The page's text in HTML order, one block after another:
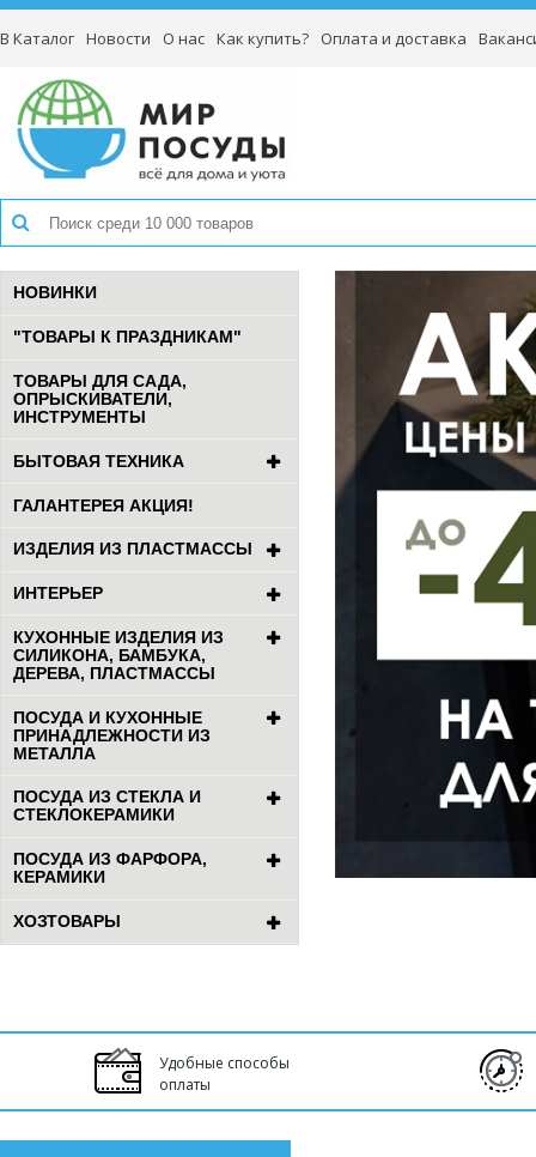
В Каталог Новости О нас Как купить? Оплата и доставка
НОВИНКИ
"ТОВАРЫ К ПРАЗДНИКАМ"
ТОВАРЫ ДЛЯ САДА,
ОПРЫСКИВАТЕЛИ,
ИНСТРУМЕНТЫ
БЫТОВАЯ ТЕХНИКА
ГАЛАНТЕРЕЯ АКЦИЯ!
ИЗДЕЛИЯ ИЗ ПЛАСТМАССЫ
ИНТЕРЬЕР
КУХОННЫЕ ИЗДЕЛИЯ ИЗ
СИЛИКОНА, БАМБУКА,
ДЕРЕВА, ПЛАСТМАССЫ
ПОСУДА И КУХОННЫЕ
ПРИНАДЛЕЖНОСТИ ИЗ
МЕТАЛЛА
ПОСУДА ИЗ СТЕКЛА И
СТЕКЛОКЕРАМИКИ
ПОСУДА ИЗ ФАРФОРА,
КЕРАМИКИ
ХОЗТОВАРЫ
Удобные способы
оплаты